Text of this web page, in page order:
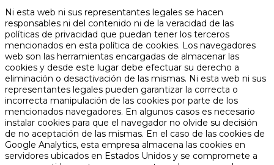
Ni esta web ni sus representantes legales se hacen
responsables ni del contenido ni de la veracidad de las
políticas de privacidad que puedan tener los terceros
mencionados en esta política de cookies. Los navegadores
web son las herramientas encargadas de almacenar las
cookies y desde este lugar debe efectuar su derecho a
eliminación o desactivación de las mismas. Ni esta web ni sus
representantes legales pueden garantizar la correcta o
incorrecta manipulación de las cookies por parte de los
mencionados navegadores. En algunos casos es necesario
instalar cookies para que el navegador no olvide su decisión
de no aceptación de las mismas. En el caso de las cookies de
Google Analytics, esta empresa almacena las cookies en
servidores ubicados en Estados Unidos y se compromete a